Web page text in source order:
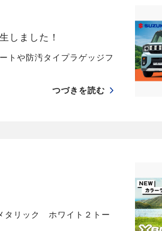
しました！
トや防汚タイプラゲッジフ
つづきを読む
タリック ホワイト２トー